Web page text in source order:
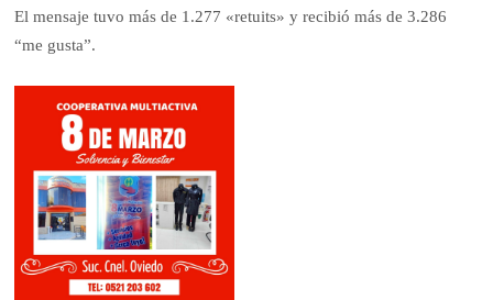
El mensaje tuvo más de 1.277 «retuits» y recibió más de 3.286
“me gusta”.